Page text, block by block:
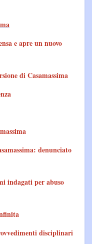
e apre un nuovo
di Casamassima
denunciato
indagati per abuso
disciplinari